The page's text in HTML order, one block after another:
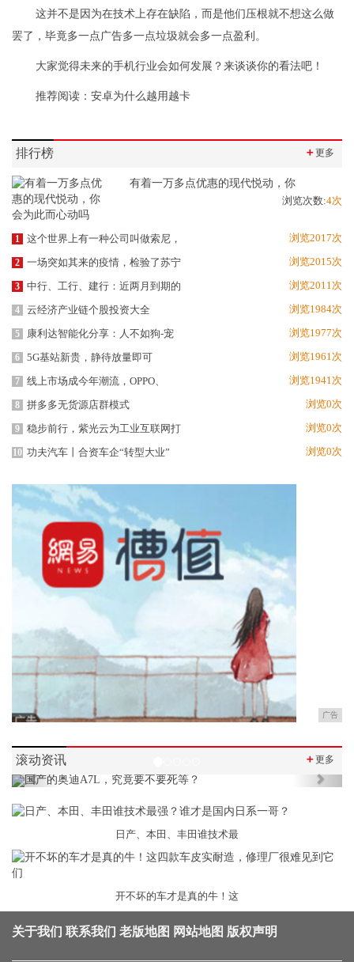
这并不是因为在技术上存在缺陷，而是他们压根就不想这么做
罢了，毕竟多一点广告多一点垃圾就会多一点盈利。
大家觉得未来的手机行业会如何发展？来谈谈你的看法吧！
推荐阅读： 安卓为什么越用越卡
排行榜 ＋更多
有着一万多点优惠的现代悦动，你
浏览次数:4次
1 这个世界上有一种公司叫做索尼， 浏览2017次
2 一场突如其来的疫情，检验了苏宁 浏览2015次
3 中行、工行、建行：近两月到期的 浏览2011次
4 云经济产业链个股投资大全 浏览1984次
5 康利达智能化分享：人不如狗-宠 浏览1977次
6 5G基站新贵，静待放量即可 浏览1961次
7 线上市场成今年潮流，OPPO、 浏览1941次
8 拼多多无货源店群模式 浏览0次
9 稳步前行，紫光云为工业互联网打 浏览0次
10 功夫汽车丨合资车企“转型大业” 浏览0次
广告
滚动资讯 ＋更多
Previous Next
日产、本田、丰田谁技术最
开不坏的车才是真的牛！这
关于我们 联系我们 老版地图 网站地图 版权声明